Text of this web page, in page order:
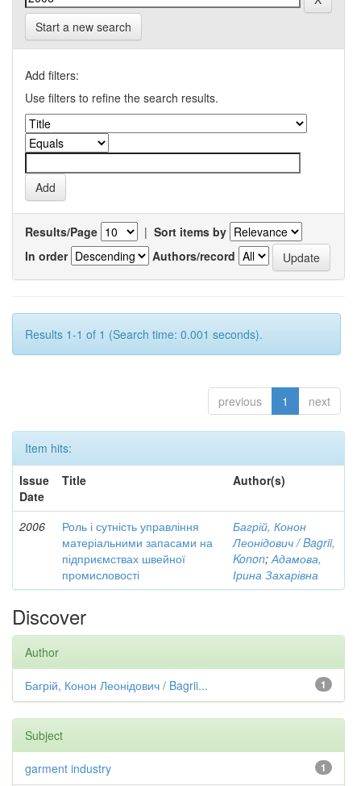
Start a new search
Add filters:
Use filters to refine the search results.
Results/Page | Sort items by
In order
Authors/record
Results 1-1 of 1 (Search time: 0.001 seconds).
previous 1 next
Item hits:
Issue
Date
Title Author(s)
2006
Роль і сутність управління
матеріальними запасами на
підприємствах швейної
промисловості
Багрій, Конон
Леонідович / Bagrii,
Konon;Адамова,
Ірина Захарівна
Discover
Author
1
Багрій, Конон Леонідович / Bagrii...
Subject
1
garment industry